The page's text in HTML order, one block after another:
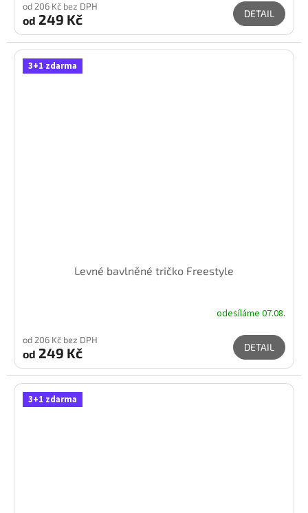
od 206 Kč bez DPH
od 249 Kč DETAIL
3+1 zdarma
Levné bavlněné tričko Freestyle
odesíláme 07.08.
od 206 Kč bez DPH
od 249 Kč DETAIL
3+1 zdarma